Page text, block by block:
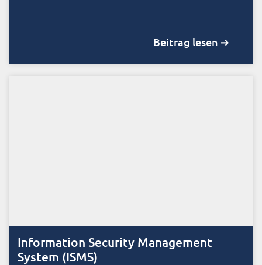
Beitrag lesen ➔
Information Security Management
System (ISMS)